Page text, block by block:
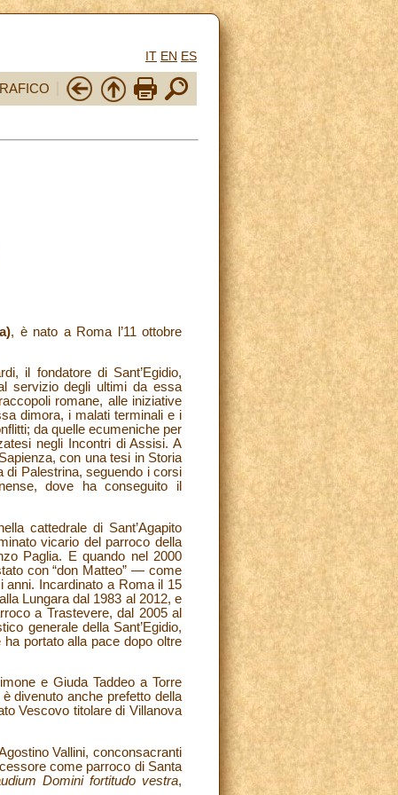
IT EN ES
, è nato a Roma l’11 ottobre
il fondatore di Sant’Egidio,
servizio degli ultimi da essa
romane, alle iniziative
dimora, i malati terminali e i
da quelle ecumeniche per
negli Incontri di Assisi. A
con una tesi in Storia
di Palestrina, seguendo i corsi
dove ha conseguito il
cattedrale di Sant’Agapito
vicario del parroco della
Paglia. E quando nel 2000
con “don Matteo” — come
anni. Incardinato a Roma il 15
Lungara dal 1983 al 2012, e
a Trastevere, dal 2005 al
generale della Sant’Egidio,
portato alla pace dopo oltre
e Giuda Taddeo a Torre
divenuto anche prefetto della
Vescovo titolare di Villanova
Vallini, conconsacranti
come parroco di Santa
Domini fortitudo vestra,